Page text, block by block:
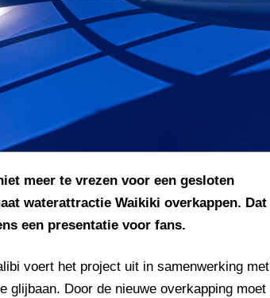
meer te vrezen voor een gesloten
waterattractie Waikiki overkappen. Dat
een presentatie voor fans.
voert het project uit in samenwerking met
glijbaan. Door de nieuwe overkapping moet